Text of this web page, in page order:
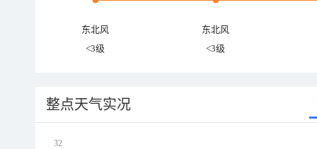
东北风
东北风
<3级
<3级
整点天气实况
32